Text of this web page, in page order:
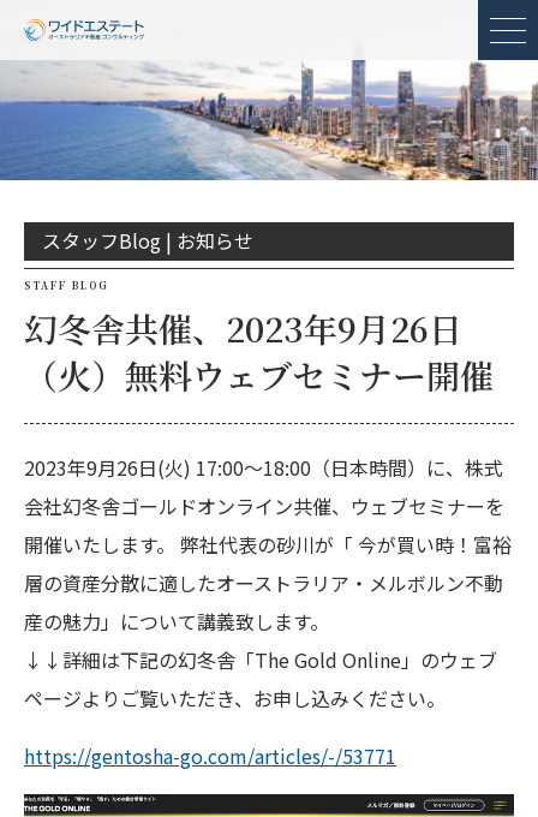
メ
スタッフBlog | お知らせ
STAFF BLOG
幻冬舎共催、2023年9月26日
（火）無料ウェブセミナー開催
2023年9月26日(火) 17:00〜18:00（日本時間）に、株式
会社幻冬舎ゴールドオンライン共催、ウェブセミナーを
開催いたします。 弊社代表の砂川が「 今が買い時！富裕
層の資産分散に適したオーストラリア・メルボルン不動
産の魅力」について講義致します。
↓↓詳細は下記の幻冬舎「The Gold Online」のウェブ
ページよりご覧いただき、お申し込みください。
https://gentosha-go.com/articles/-/53771